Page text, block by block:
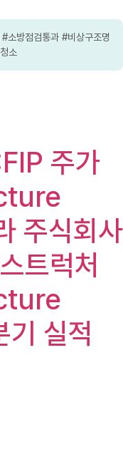
소방점검통과 #비상구조명
소
주가
주식회사
트럭처
실적